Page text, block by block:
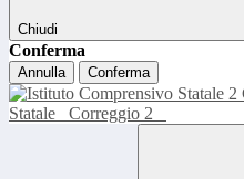
Chiudi
Conferma
Annulla Conferma
Statale
Correggio 2